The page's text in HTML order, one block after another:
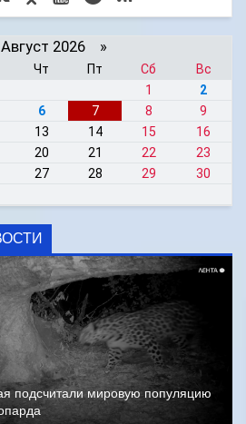
2026 »
Чт Пт Сб
Вс
1
2
6 7 8
9
13 14 15
16
20 21 22
23
27 28 29
30
подсчитали мировую популяцию